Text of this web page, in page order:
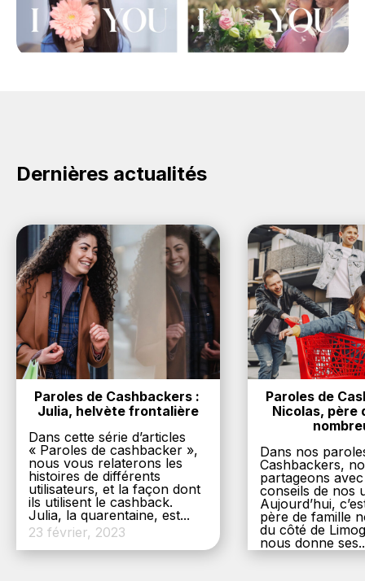
Dernières actualités
Paroles de Cashbackers :
Julia, helvète frontalière
Dans cette série d’articles
« Paroles de cashbacker »,
nous vous relaterons les
histoires de différents
utilisateurs, et la façon dont
ils utilisent le cashback.
Julia, la quarentaine, est...
23 février, 2023
Paroles de
Nicolas, père
Dans nos
Cashbackers,
partageons
conseils de nos
Aujourd’hui,
père de famille
du côté de
nous donne